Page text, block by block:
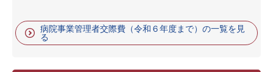
病院事業管理者交際費（令和６年度まで）の一覧を見
る